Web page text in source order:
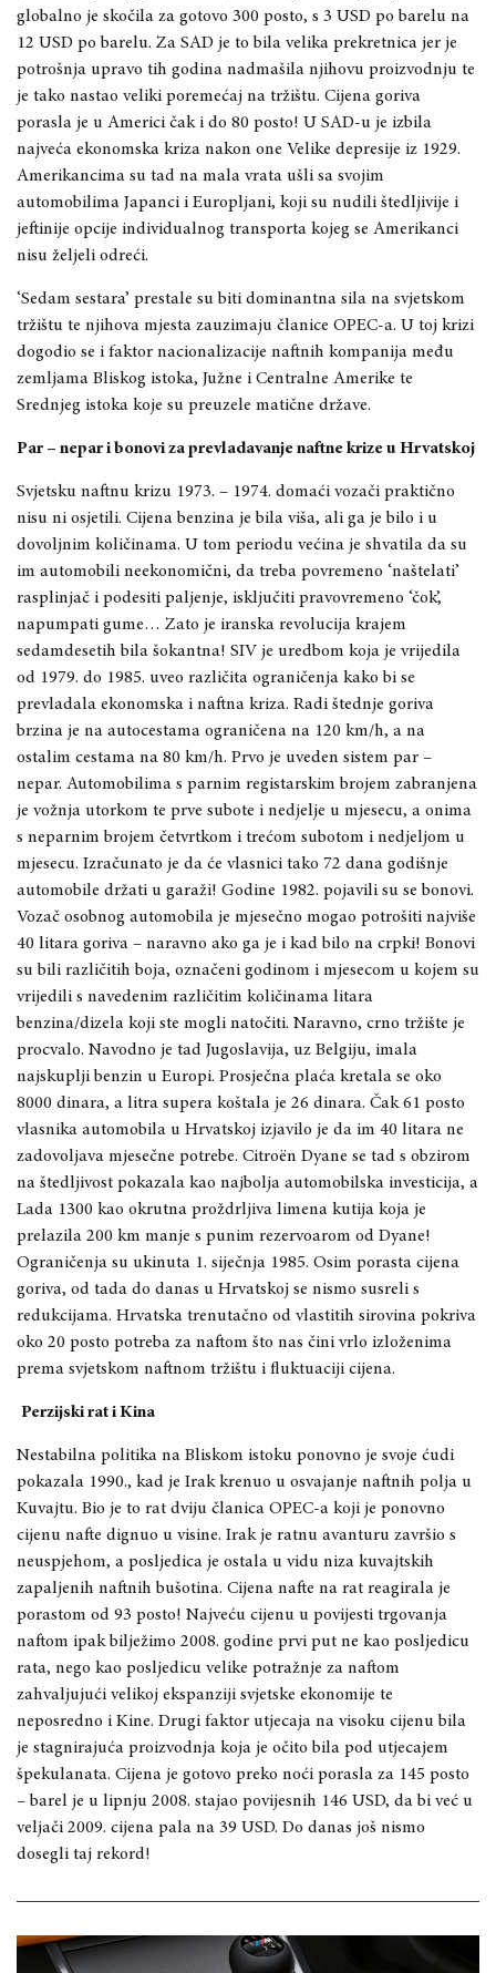
globalno je skočila za gotovo 300 posto, s 3 USD po barelu na
12 USD po barelu. Za SAD je to bila velika prekretnica jer je
potrošnja upravo tih godina nadmašila njihovu proizvodnju te
je tako nastao veliki poremećaj na tržištu. Cijena goriva
porasla je u Americi čak i do 80 posto! U SAD-u je izbila
najveća ekonomska kriza nakon one Velike depresije iz 1929.
Amerikancima su tad na mala vrata ušli sa svojim
automobilima Japanci i Europljani, koji su nudili štedljivije i
jeftinije opcije individualnog transporta kojeg se Amerikanci
nisu željeli odreći.
‘Sedam sestara’ prestale su biti dominantna sila na svjetskom
tržištu te njihova mjesta zauzimaju članice OPEC-a. U toj krizi
dogodio se i faktor nacionalizacije naftnih kompanija među
zemljama Bliskog istoka, Južne i Centralne Amerike te
Srednjeg istoka koje su preuzele matične države.
Par – nepar i bonovi za prevladavanje naftne krize u Hrvatskoj
Svjetsku naftnu krizu 1973. – 1974. domaći vozači praktično
nisu ni osjetili. Cijena benzina je bila viša, ali ga je bilo i u
dovoljnim količinama. U tom periodu većina je shvatila da su
im automobili neekonomični, da treba povremeno ‘naštelati’
rasplinjač i podesiti paljenje, isključiti pravovremeno ‘čok’,
napumpati gume… Zato je iranska revolucija krajem
sedamdesetih bila šokantna! SIV je uredbom koja je vrijedila
od 1979. do 1985. uveo različita ograničenja kako bi se
prevladala ekonomska i naftna kriza. Radi štednje goriva
brzina je na autocestama ograničena na 120 km/h, a na
ostalim cestama na 80 km/h. Prvo je uveden sistem par –
nepar. Automobilima s parnim registarskim brojem zabranjena
je vožnja utorkom te prve subote i nedjelje u mjesecu, a onima
s neparnim brojem četvrtkom i trećom subotom i nedjeljom u
mjesecu. Izračunato je da će vlasnici tako 72 dana godišnje
automobile držati u garaži! Godine 1982. pojavili su se bonovi.
Vozač osobnog automobila je mjesečno mogao potrošiti najviše
40 litara goriva – naravno ako ga je i kad bilo na crpki! Bonovi
su bili različitih boja, označeni godinom i mjesecom u kojem su
vrijedili s navedenim različitim količinama litara
benzina/dizela koji ste mogli natočiti. Naravno, crno tržište je
procvalo. Navodno je tad Jugoslavija, uz Belgiju, imala
najskuplji benzin u Europi. Prosječna plaća kretala se oko
8000 dinara, a litra supera koštala je 26 dinara. Čak 61 posto
vlasnika automobila u Hrvatskoj izjavilo je da im 40 litara ne
zadovoljava mjesečne potrebe. Citroën Dyane se tad s obzirom
na štedljivost pokazala kao najbolja automobilska investicija, a
Lada 1300 kao okrutna proždrljiva limena kutija koja je
prelazila 200 km manje s punim rezervoarom od Dyane!
Ograničenja su ukinuta 1. siječnja 1985. Osim porasta cijena
goriva, od tada do danas u Hrvatskoj se nismo susreli s
redukcijama. Hrvatska trenutačno od vlastitih sirovina pokriva
oko 20 posto potreba za naftom što nas čini vrlo izloženima
prema svjetskom naftnom tržištu i fluktuaciji cijena.
Perzijski rat i Kina
Nestabilna politika na Bliskom istoku ponovno je svoje ćudi
pokazala 1990., kad je Irak krenuo u osvajanje naftnih polja u
Kuvajtu. Bio je to rat dviju članica OPEC-a koji je ponovno
cijenu nafte dignuo u visine. Irak je ratnu avanturu završio s
neuspjehom, a posljedica je ostala u vidu niza kuvajtskih
zapaljenih naftnih bušotina. Cijena nafte na rat reagirala je
porastom od 93 posto! Najveću cijenu u povijesti trgovanja
naftom ipak bilježimo 2008. godine prvi put ne kao posljedicu
rata, nego kao posljedicu velike potražnje za naftom
zahvaljujući velikoj ekspanziji svjetske ekonomije te
neposredno i Kine. Drugi faktor utjecaja na visoku cijenu bila
je stagnirajuća proizvodnja koja je očito bila pod utjecajem
špekulanata. Cijena je gotovo preko noći porasla za 145 posto
– barel je u lipnju 2008. stajao povijesnih 146 USD, da bi već u
veljači 2009. cijena pala na 39 USD. Do danas još nismo
dosegli taj rekord!